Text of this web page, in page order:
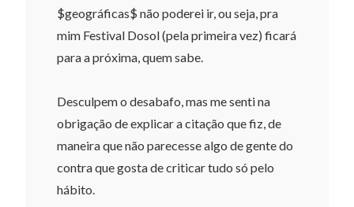
$geográficas$ não poderei ir, ou seja, pra
mim Festival Dosol (pela primeira vez) ficará
para a próxima, quem sabe.
Desculpem o desabafo, mas me senti na
obrigação de explicar a citação que fiz, de
maneira que não parecesse algo de gente do
contra que gosta de criticar tudo só pelo
hábito.